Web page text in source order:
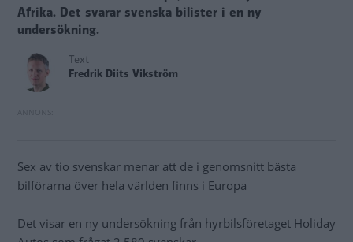
Afrika. Det svarar svenska bilister i en ny
undersökning.
Text
Fredrik Diits Vikström
Sex av tio svenskar menar att de i genomsnitt bästa
bilförarna över hela världen finns i Europa
Det visar en ny undersökning från hyrbilsföretaget Holiday